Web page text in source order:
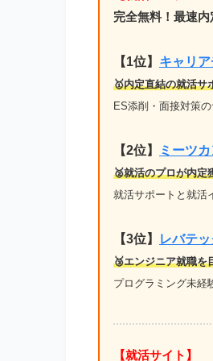
完全無料！最速内
【1位】 キャリ
🥇内定直結の就活サ
ES添削・面接対策
【2位】 ミーツ
🥈就活のプロが内定
就活サポートと就活
【3位】 レバテ
🥉エンジニア就職を
プログラミング未経
【就活サイト】